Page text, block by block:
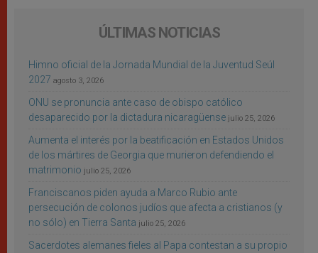
ÚLTIMAS NOTICIAS
Himno oficial de la Jornada Mundial de la Juventud Seúl
2027 agosto 3, 2026
ONU se pronuncia ante caso de obispo católico
desaparecido por la dictadura nicaragüense julio 25, 2026
Aumenta el interés por la beatificación en Estados Unidos
de los mártires de Georgia que murieron defendiendo el
matrimonio julio 25, 2026
Franciscanos piden ayuda a Marco Rubio ante
persecución de colonos judíos que afecta a cristianos (y
no sólo) en Tierra Santa julio 25, 2026
Sacerdotes alemanes fieles al Papa contestan a su propio